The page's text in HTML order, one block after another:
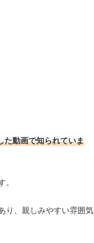
た動画で知られていま
。
り、親しみやすい雰囲気